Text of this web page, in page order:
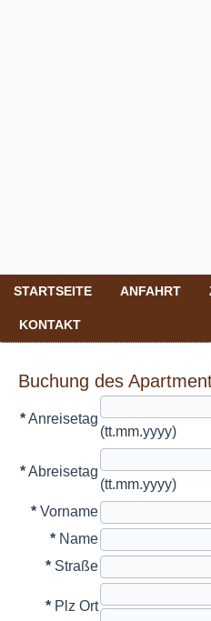
STARTSEITE ANFAHRT
KONTAKT
Buchung des
*Anreisetag
(tt.mm.yyyy)
*Abreisetag
(tt.mm.yyyy)
* Vorname
* Name
* Straße
* Plz Ort